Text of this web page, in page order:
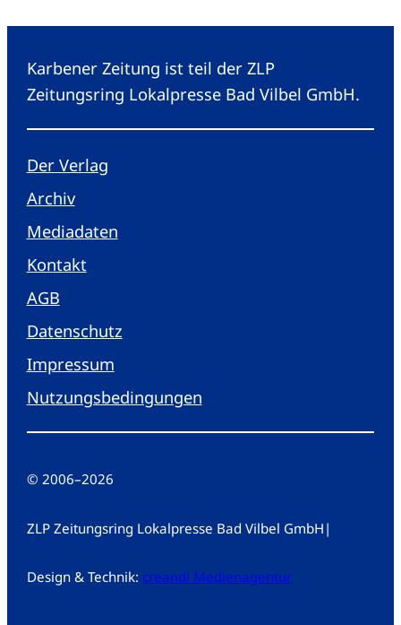
Karbener Zeitung ist teil der ZLP
Zeitungsring Lokalpresse Bad Vilbel GmbH.
Der Verlag
Archiv
Mediadaten
Kontakt
AGB
Datenschutz
Impressum
Nutzungsbedingungen
© 2006–2026
ZLP Zeitungsring Lokalpresse Bad Vilbel GmbH |
Design & Technik: creandi Medienagentur